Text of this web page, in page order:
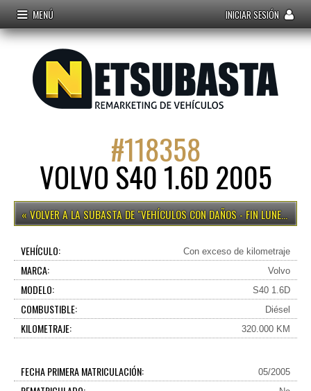
MENÚ INICIAR SESIÓN
#118358
VOLVO S40 1.6D 2005
VEHÍCULOS CON DAÑOS - FIN LUNES 15H
VEHÍCULO: Con exceso de kilometraje
MARCA: Volvo
MODELO: S40 1.6D
COMBUSTIBLE: Diésel
KILOMETRAJE: 320.000 KM
FECHA PRIMERA MATRICULACIÓN: 05/2005